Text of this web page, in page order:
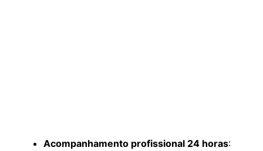
Acompanhamento profissional 24 horas: